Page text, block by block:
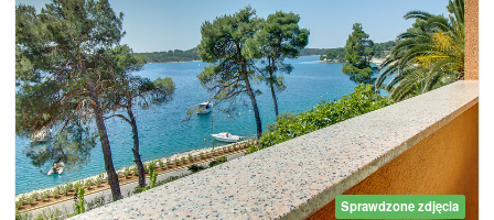
Sprawdzone zdjęcia